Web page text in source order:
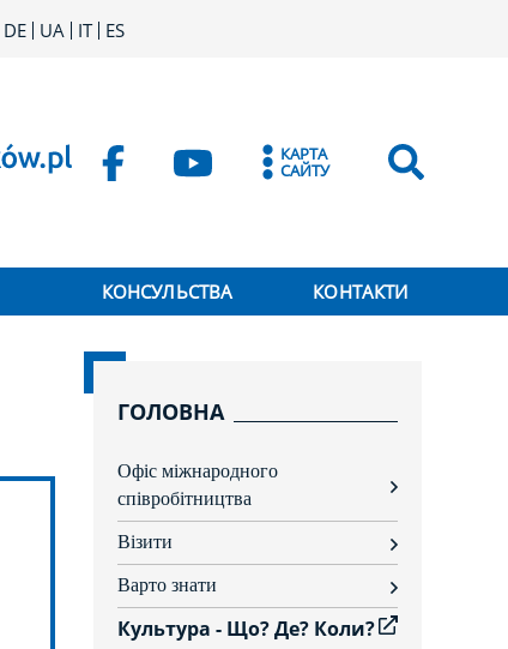
DE UA IT ES
КАРТА
САЙТУ
КОНСУЛЬСТВА КОНТАКТИ
ГОЛОВНА
Офіс міжнародного
співробітництва
rozwiń
Візити
rozwiń
Варто знати
rozwiń
Культура - Що? Де? Коли?